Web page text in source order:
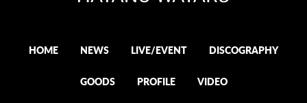
HOME NEWS LIVE/EVENT DISCOGRAPHY
GOODS PROFILE VIDEO